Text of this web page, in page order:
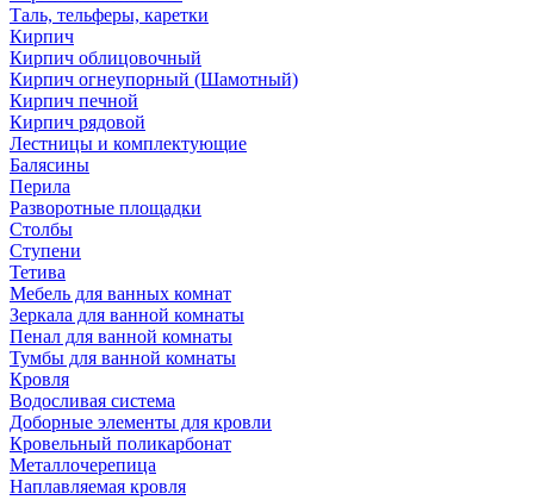
Таль, тельферы, каретки
Кирпич
Кирпич облицовочный
Кирпич огнеупорный (Шамотный)
Кирпич печной
Кирпич рядовой
Лестницы и комплектующие
Балясины
Перила
Разворотные площадки
Столбы
Ступени
Тетива
Мебель для ванных комнат
Зеркала для ванной комнаты
Пенал для ванной комнаты
Тумбы для ванной комнаты
Кровля
Водосливая система
Доборные элементы для кровли
Кровельный поликарбонат
Металлочерепица
Наплавляемая кровля